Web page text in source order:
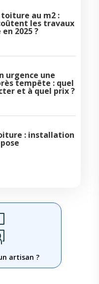
toiture au m2 :
les travaux
2025 ?
urgence une
tempête : quel
et à quel prix ?
: installation
artisan ?